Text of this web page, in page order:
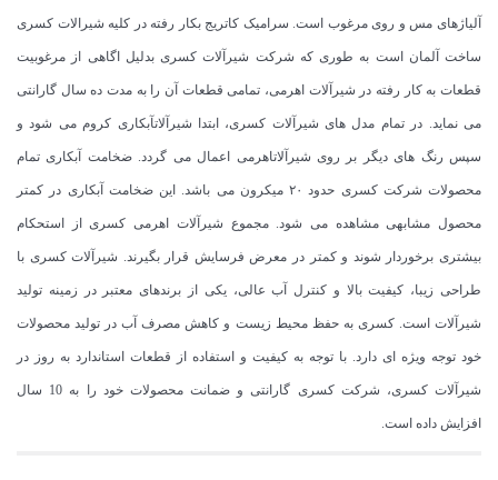
آلیاژهای مس و روی مرغوب است. سرامیک کاتریج بکار رفته در کلیه شیرالات کسری
ساخت آلمان است به طوری که شرکت شیرآلات کسری بدلیل اگاهی از مرغوبیت
قطعات به کار رفته در شیرآلات اهرمی، تمامی قطعات آن را به مدت ده سال گارانتی
می نماید. در تمام مدل های شیرآلات کسری، ابتدا شیرآلاتآبکاری کروم می شود و
سپس رنگ های دیگر بر روی شیرآلاتاهرمی اعمال می گردد. ضخامت آبکاری تمام
محصولات شرکت کسری حدود ۲۰ میکرون می باشد. این ضخامت آبکاری در کمتر
محصول مشابهی مشاهده می شود. مجموع شیرآلات اهرمی کسری از استحکام
بیشتری برخوردار شوند و کمتر در معرض فرسایش قرار بگیرند. شیرآلات کسری با
طراحی زیبا، کیفیت بالا و کنترل آب عالی، یکی از برندهای معتبر در زمینه تولید
شیرآلات است. کسری به حفظ محیط زیست و کاهش مصرف آب در تولید محصولات
خود توجه ویژه ای دارد. با توجه به کیفیت و استفاده از قطعات استاندارد به روز در
شیرآلات کسری، شرکت کسری گارانتی و ضمانت محصولات خود را به 10 سال
افزایش داده است.